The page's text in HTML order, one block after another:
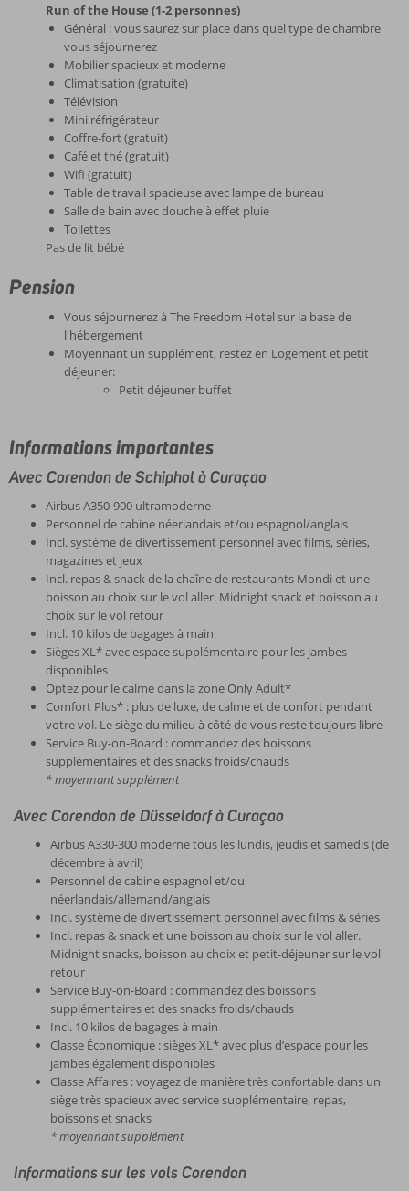
Run of the House (1-2 personnes)
Général : vous saurez sur place dans quel type de chambre
vous séjournerez
Mobilier spacieux et moderne
Climatisation (gratuite)
Télévision
Mini réfrigérateur
Coffre-fort (gratuit)
Café et thé (gratuit)
Wifi (gratuit)
Table de travail spacieuse avec lampe de bureau
Salle de bain avec douche à effet pluie
Toilettes
Pas de lit bébé
Pension
Vous séjournerez à The Freedom Hotel sur la base de
l'hébergement
Moyennant un supplément, restez en Logement et petit
déjeuner:
Petit déjeuner buffet
Informations importantes
Avec Corendon de Schiphol à Curaçao
Airbus A350-900 ultramoderne
Personnel de cabine néerlandais et/ou espagnol/anglais
Incl. système de divertissement personnel avec films, séries,
magazines et jeux
Incl. repas & snack de la chaîne de restaurants Mondi et une
boisson au choix sur le vol aller. Midnight snack et boisson au
choix sur le vol retour
Incl. 10 kilos de bagages à main
Sièges XL* avec espace supplémentaire pour les jambes
disponibles
Optez pour le calme dans la zone Only Adult*
Comfort Plus* : plus de luxe, de calme et de confort pendant
votre vol. Le siège du milieu à côté de vous reste toujours libre
Service Buy-on-Board : commandez des boissons
supplémentaires et des snacks froids/chauds
* moyennant supplément
Avec Corendon de Düsseldorf à Curaçao
Airbus A330-300 moderne tous les lundis, jeudis et samedis (de
décembre à avril)
Personnel de cabine espagnol et/ou
néerlandais/allemand/anglais
Incl. système de divertissement personnel avec films & séries
Incl. repas & snack et une boisson au choix sur le vol aller.
Midnight snacks, boisson au choix et petit-déjeuner sur le vol
retour
Service Buy-on-Board : commandez des boissons
supplémentaires et des snacks froids/chauds
Incl. 10 kilos de bagages à main
Classe Économique : sièges XL* avec plus d’espace pour les
jambes également disponibles
Classe Affaires : voyagez de manière très confortable dans un
siège très spacieux avec service supplémentaire, repas,
boissons et snacks
* moyennant supplément
Informations sur les vols Corendon